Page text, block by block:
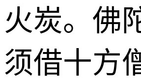
火炭。佛
须借十方